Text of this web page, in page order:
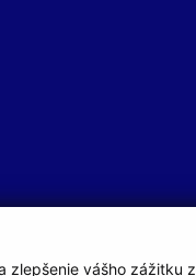
zlepšenie vášho zážitku z